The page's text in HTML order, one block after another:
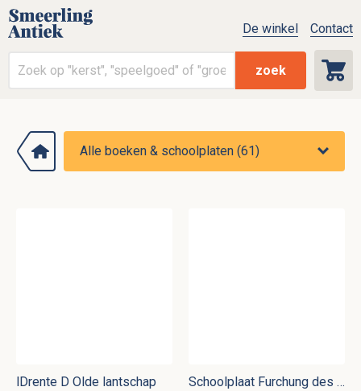
zoek
De winkel Contact
lDrente D Olde lantschap
Schoolplaat Furchung des Embryos II nr 17